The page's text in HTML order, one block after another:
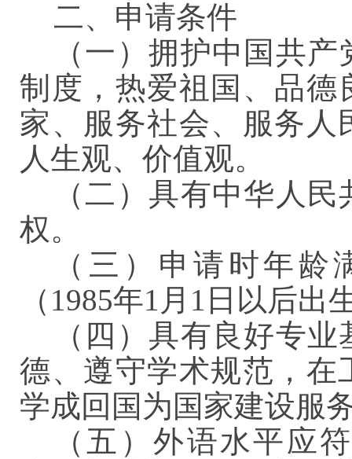
二、申请条件
（一）拥护中国共
制度，热爱祖国、品德
家、服务社会、服务
人生观、价值观。
（二）具有中华人
权。
（三）申请时年
（1985年1月1日以后出
（四）具有良好专
德、遵守学术规范，在
学成回国为国家建设服
（五）外语水平应